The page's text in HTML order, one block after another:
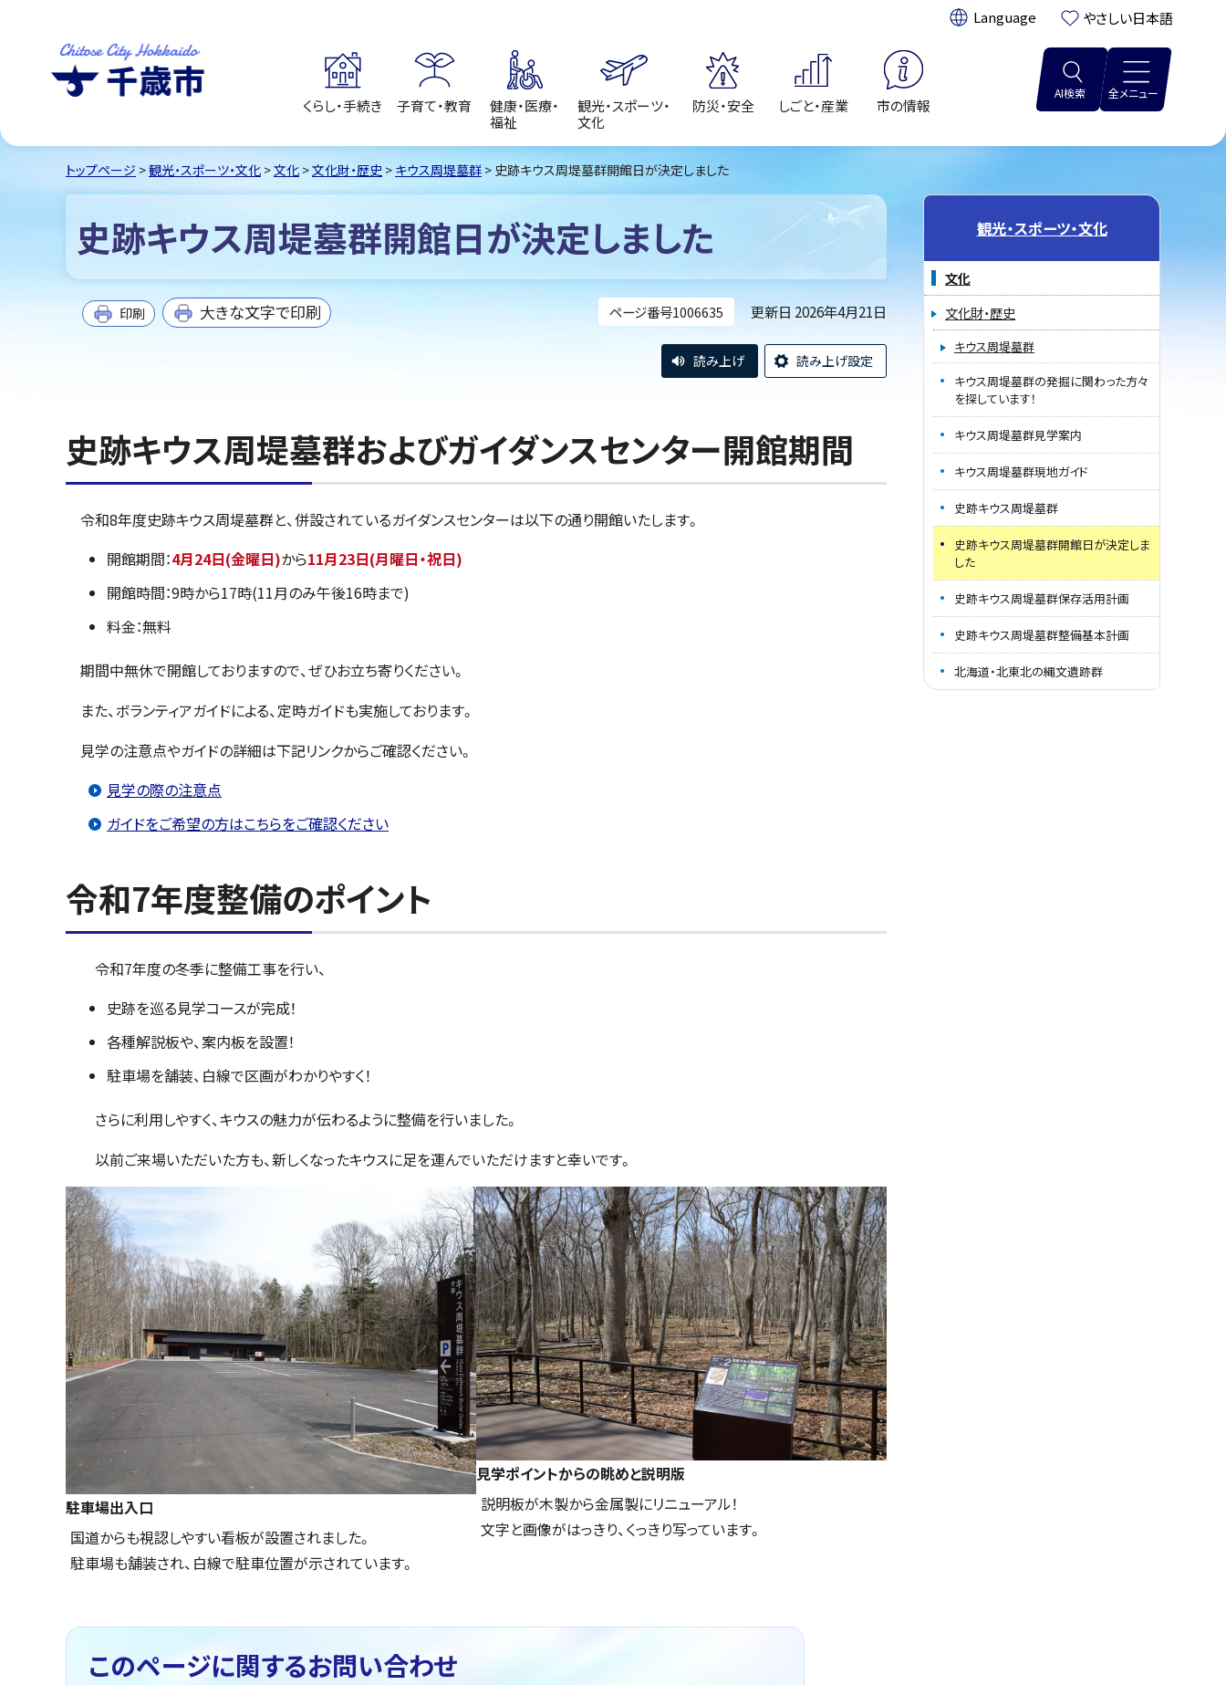
翻訳: やさしい日本語
くらし・手続き 子育て・教育
健康・医療・
福祉
観光・スポーツ・
文化
防災・安全 しごと・産業 市の情報
AI検索 全メニュー
トップページ >観光・スポーツ・文化 >文化 >文化財・歴史 > キウス周堤墓群 > 史跡キウス周堤墓群開館日が決定しました
史跡キウス周堤墓群開館日が決定しました
ページ番号1006635 更新日 2026年4月21日
印刷 大きな文字で印刷
読み上げ 読み上げ設定
史跡キウス周堤墓群およびガイダンスセンター開館期間
令和8年度史跡キウス周堤墓群と、併設されているガイダンスセンターは以下の通り開館いたします。
開館期間：4月24日(金曜日)から11月23日(月曜日・祝日)
開館時間：9時から17時(11月のみ午後16時まで)
料金：無料
期間中無休で開館しておりますので、ぜひお立ち寄りください。
また、ボランティアガイドによる、定時ガイドも実施しております。
見学の注意点やガイドの詳細は下記リンクからご確認ください。
見学の際の注意点
ガイドをご希望の方はこちらをご確認ください
令和7年度整備のポイント
令和7年度の冬季に整備工事を行い、
史跡を巡る見学コースが完成！
各種解説板や、案内板を設置！
駐車場を舗装、白線で区画がわかりやすく！
さらに利用しやすく、キウスの魅力が伝わるように整備を行いました。
以前ご来場いただいた方も、新しくなったキウスに足を運んでいただけますと幸いです。
駐車場出入口
国道からも視認しやすい看板が設置されました。
駐車場も舗装され、白線で駐車位置が示されています。
見学ポイントからの眺めと説明版
説明板が木製から金属製にリニューアル！
文字と画像がはっきり、くっきり写っています。
このページに関するお問い合わせ
観光・スポーツ・文化
文化
文化財・歴史
キウス周堤墓群
キウス周堤墓群の発掘に関わった方々
を探しています！
キウス周堤墓群見学案内
キウス周堤墓群現地ガイド
史跡キウス周堤墓群
史跡キウス周堤墓群開館日が決定しま
した
史跡キウス周堤墓群保存活用計画
史跡キウス周堤墓群整備基本計画
北海道・北東北の縄文遺跡群